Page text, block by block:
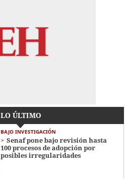
LO ÚLTIMO
BAJO INVESTIGACIÓN
Senaf pone bajo revisión hasta
100 procesos de adopción por
posibles irregularidades